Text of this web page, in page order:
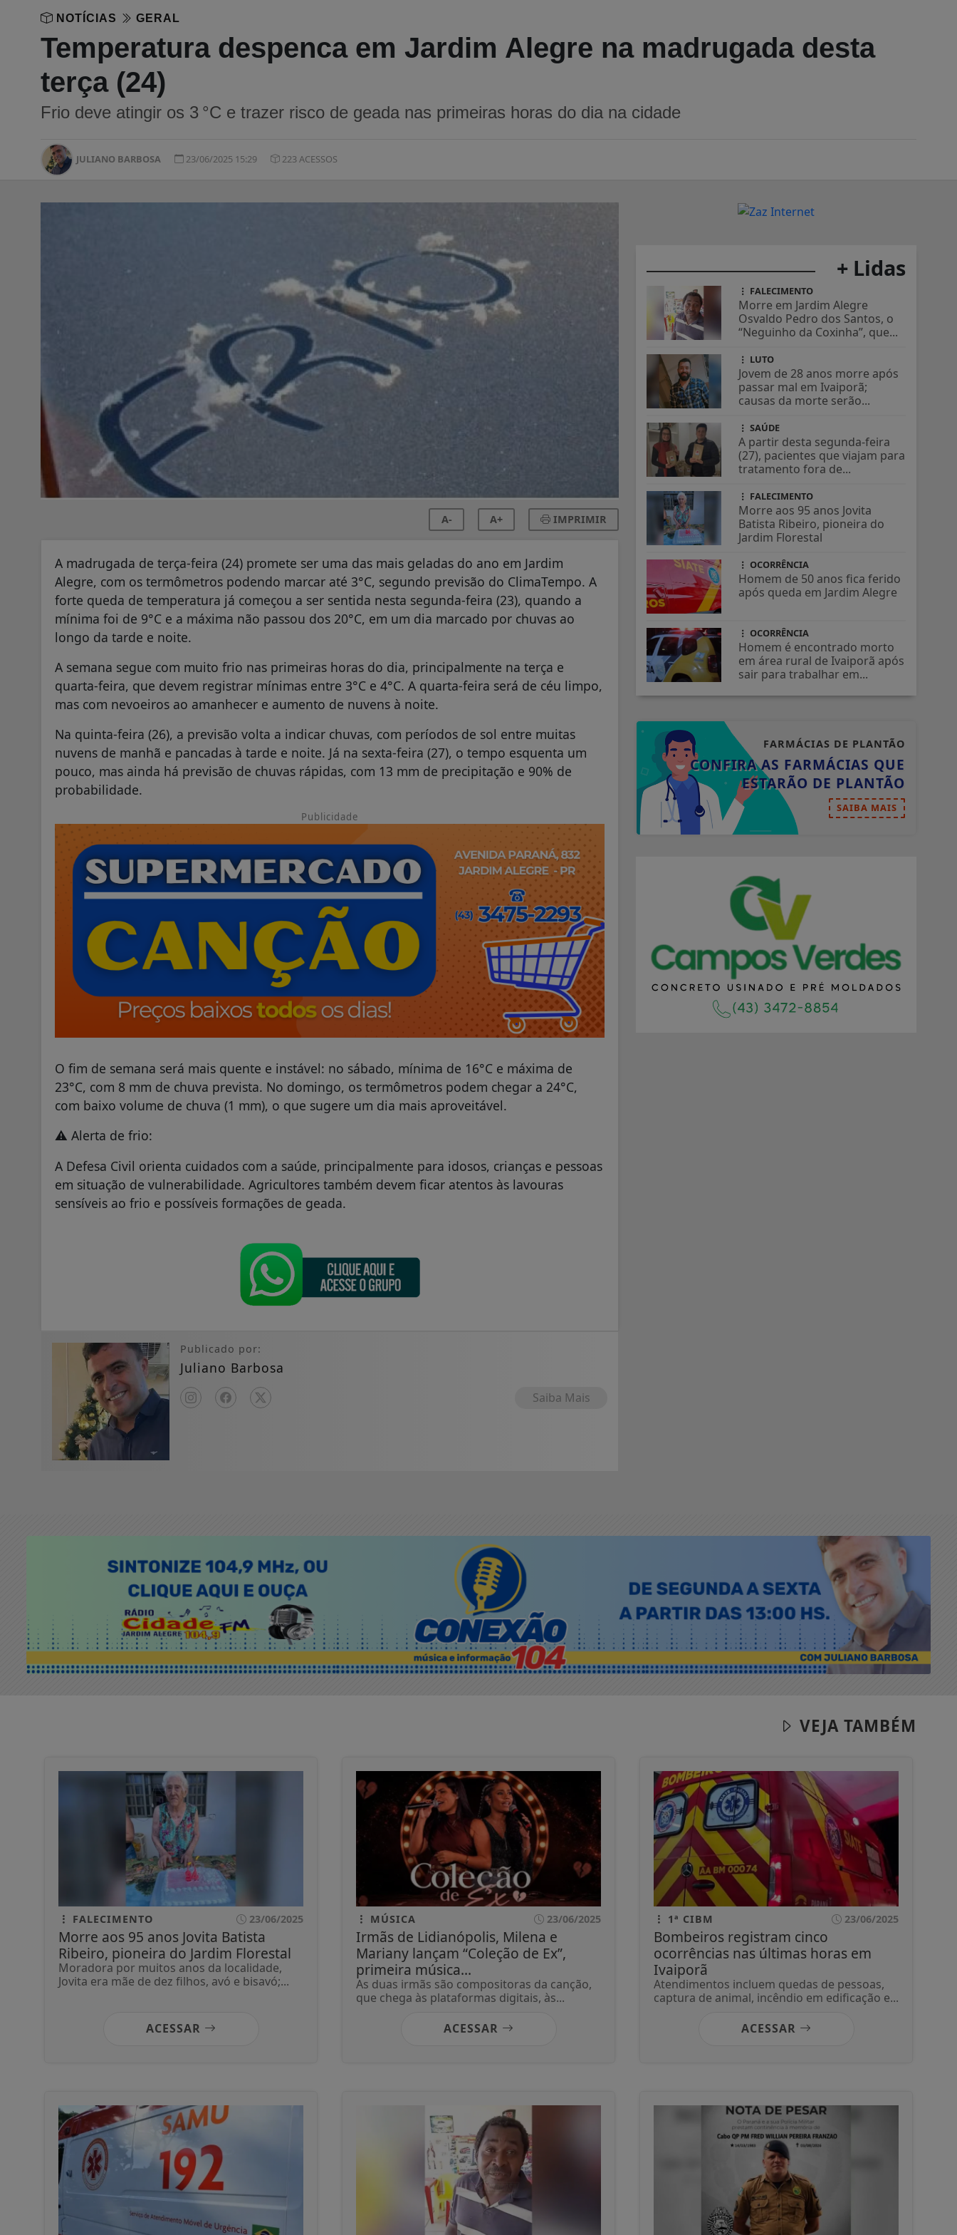
NOTÍCIAS GERAL
Temperatura despenca em Jardim Alegre na madrugada desta
terça (24)
Frio deve atingir os 3 °C e trazer risco de geada nas primeiras horas do dia na cidade
JULIANO BARBOSA 23/06/2025 15:29 223 ACESSOS
A- A+ IMPRIMIR
A madrugada de terça-feira (24) promete ser uma das mais geladas do ano em Jardim
Alegre, com os termômetros podendo marcar até 3°C, segundo previsão do ClimaTempo. A
forte queda de temperatura já começou a ser sentida nesta segunda-feira (23), quando a
mínima foi de 9°C e a máxima não passou dos 20°C, em um dia marcado por chuvas ao
longo da tarde e noite.
A semana segue com muito frio nas primeiras horas do dia, principalmente na terça e
quarta-feira, que devem registrar mínimas entre 3°C e 4°C. A quarta-feira será de céu limpo,
mas com nevoeiros ao amanhecer e aumento de nuvens à noite.
Na quinta-feira (26), a previsão volta a indicar chuvas, com períodos de sol entre muitas
nuvens de manhã e pancadas à tarde e noite. Já na sexta-feira (27), o tempo esquenta um
pouco, mas ainda há previsão de chuvas rápidas, com 13 mm de precipitação e 90% de
probabilidade.
Publicidade
O fim de semana será mais quente e instável: no sábado, mínima de 16°C e máxima de
23°C, com 8 mm de chuva prevista. No domingo, os termômetros podem chegar a 24°C,
com baixo volume de chuva (1 mm), o que sugere um dia mais aproveitável.
⚠️ Alerta de frio:
A Defesa Civil orienta cuidados com a saúde, principalmente para idosos, crianças e pessoas
em situação de vulnerabilidade. Agricultores também devem ficar atentos às lavouras
sensíveis ao frio e possíveis formações de geada.
Publicado por:
Juliano Barbosa
Saiba Mais
+ Lidas
FALECIMENTO
Morre em Jardim Alegre
Osvaldo Pedro dos Santos, o
“Neguinho da Coxinha”, que...
LUTO
Jovem de 28 anos morre após
passar mal em Ivaiporã;
causas da morte serão...
SAÚDE
A partir desta segunda-feira
(27), pacientes que viajam para
tratamento fora de...
FALECIMENTO
Morre aos 95 anos Jovita
Batista Ribeiro, pioneira do
Jardim Florestal
OCORRÊNCIA
Homem de 50 anos fica ferido
após queda em Jardim Alegre
OCORRÊNCIA
Homem é encontrado morto
em área rural de Ivaiporã após
sair para trabalhar em...
FARMÁCIAS DE PLANTÃO
CONFIRA AS FARMÁCIAS QUE
ESTARÃO DE PLANTÃO
SAIBA MAIS
VEJA TAMBÉM
FALECIMENTO 23/06/2025
Morre aos 95 anos Jovita Batista
Ribeiro, pioneira do Jardim Florestal
Moradora por muitos anos da localidade,
Jovita era mãe de dez filhos, avó e bisavó;...
ACESSAR
MÚSICA 23/06/2025
Irmãs de Lidianópolis, Milena e
Mariany lançam “Coleção de Ex”,
primeira música...
As duas irmãs são compositoras da canção,
que chega às plataformas digitais, às...
ACESSAR
1ª CIBM 23/06/2025
Bombeiros registram cinco
ocorrências nas últimas horas em
Ivaiporã
Atendimentos incluem quedas de pessoas,
captura de animal, incêndio em edificação e...
ACESSAR